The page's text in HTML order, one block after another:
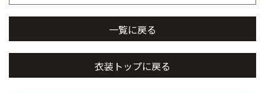
一覧に戻る
衣装トップに戻る